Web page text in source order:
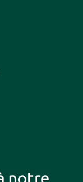
notre